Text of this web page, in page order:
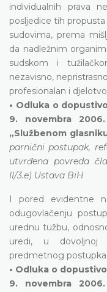
individualnih prava
posljedice tih
sudovima, prema
da nadležnim
sudskom i
nezavisno,
profesionalan i
• Odluka o
9. novembra
„Službenom
parnični postupak,
utvrđena povreda
II/3.e) Ustava BiH
I pored evidentne
odugovlačenju
urednu tužbu,
uredi, u dovoljnoj
predmetnog postupka.
• Odluka o
9. novembra